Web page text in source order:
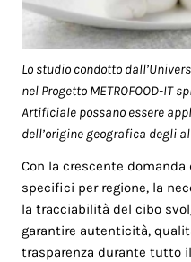
Lo studio condotto
nel Progetto METROFOOD-IT
Artificiale possano essere
dell’origine geografica degli
Con la crescente
specifici per regione, la
la tracciabilità del cibo
garantire autenticità,
trasparenza durante tutto